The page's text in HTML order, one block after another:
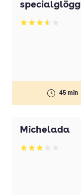
specialglögg
Betyg: 3.58 av 5
45 min
Michelada
Betyg: 2.96 av 5